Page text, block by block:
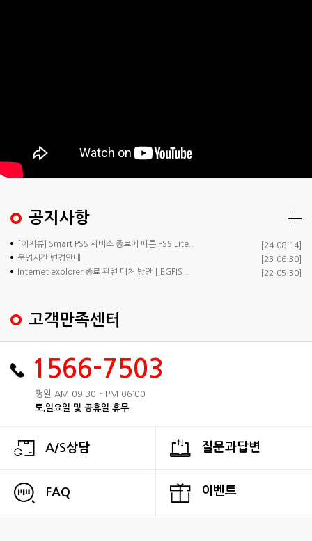
공지사항
[이지뷰] Smart PSS 서비스 종료에 따른 PSS Lite..
[24-08-14]
운영시간 변경안내
[23-06-30]
Internet explorer 종료 관련 대처 방안 [ EGPIS ..
[22-05-30]
고객만족센터
1566-7503
평일 AM 09:30 ~PM 06:00
토.일요일 및 공휴일 휴무
A/S상담 질문과답변
FAQ 이벤트